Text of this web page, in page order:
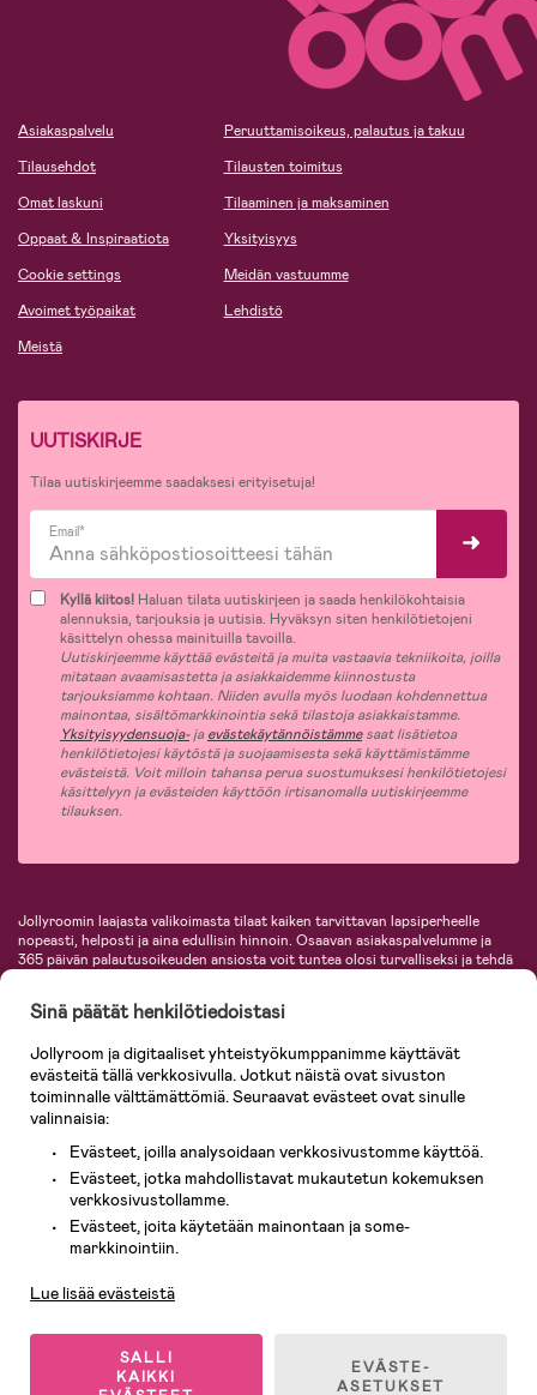
Asiakaspalvelu
Tilausehdot
Omat laskuni
Oppaat & Inspiraatiota
Cookie settings
Avoimet työpaikat
Meistä
Peruuttamisoikeus, palautus ja takuu
Tilausten toimitus
Tilaaminen ja maksaminen
Yksityisyys
Meidän vastuumme
Lehdistö
UUTISKIRJE
Tilaa uutiskirjeemme saadaksesi erityisetuja!
Email*
Kyllä kiitos! Haluan tilata uutiskirjeen ja saada henkilökohtaisia
alennuksia, tarjouksia ja uutisia. Hyväksyn siten henkilötietojeni
käsittelyn ohessa mainituilla tavoilla.
Uutiskirjeemme käyttää evästeitä ja muita vastaavia tekniikoita, joilla
mitataan avaamisastetta ja asiakkaidemme kiinnostusta
tarjouksiamme kohtaan. Niiden avulla myös luodaan kohdennettua
mainontaa, sisältömarkkinointia sekä tilastoja asiakkaistamme.
Yksityisyydensuoja-jaevästekäytännöistämmesaat lisätietoa
henkilötietojesi käytöstä ja suojaamisesta sekä käyttämistämme
evästeistä. Voit milloin tahansa perua suostumuksesi henkilötietojesi
käsittelyyn ja evästeiden käyttöön irtisanomalla uutiskirjeemme
tilauksen.
Jollyroomin laajasta valikoimasta tilaat kaiken tarvittavan lapsiperheelle
nopeasti, helposti ja aina edullisin hinnoin. Osaavan asiakaspalvelumme ja
365 päivän palautusoikeuden ansiosta voit tuntea olosi turvalliseksi ja tehdä
lastentarvikkeita sekä paljon muuta. Meiltä löydät lukuisia tunnettuja
KidKraft, Ergobaby, Philips Avent, Neonate, Cybex, LEGO ja monia muita!
Tervetuloa shoppailemaan Pohjoismaiden suurimpaan lastentarvikkeiden
verkkokauppaan!
Sinä päätät henkilötiedoistasi
Jollyroom ja digitaaliset yhteistyökumppanimme käyttävät
evästeitä tällä verkkosivulla. Jotkut näistä ovat sivuston
toiminnalle välttämättömiä. Seuraavat evästeet ovat sinulle
valinnaisia:
Evästeet, joilla analysoidaan verkkosivustomme käyttöä.
Evästeet, jotka mahdollistavat mukautetun kokemuksen
verkkosivustollamme.
Evästeet, joita käytetään mainontaan ja some-
markkinointiin.
Lue lisää evästeistä
SALLI
KAIKKI
EVÄSTE-
ASETUKSET